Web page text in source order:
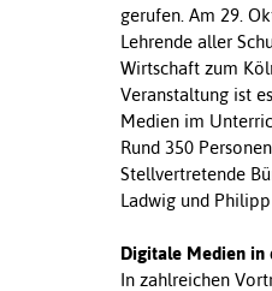
gerufen. Am 29.
Lehrende aller
Wirtschaft zum
Veranstaltung ist
Medien im
Rund 350
Stellvertretende
Ladwig und
Digitale Medien in
In zahlreichen